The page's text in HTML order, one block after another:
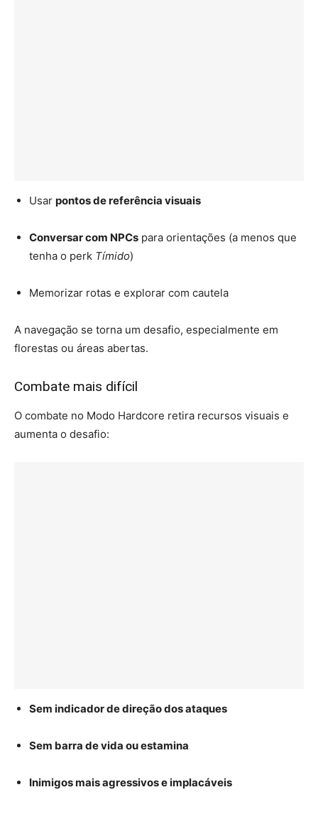
Usar pontos de referência visuais
Conversar com NPCs para orientações (a menos que
tenha o perk Tímido)
Memorizar rotas e explorar com cautela
A navegação se torna um desafio, especialmente em
florestas ou áreas abertas.
Combate mais difícil
O combate no Modo Hardcore retira recursos visuais e
aumenta o desafio:
Sem indicador de direção dos ataques
Sem barra de vida ou estamina
Inimigos mais agressivos e implacáveis